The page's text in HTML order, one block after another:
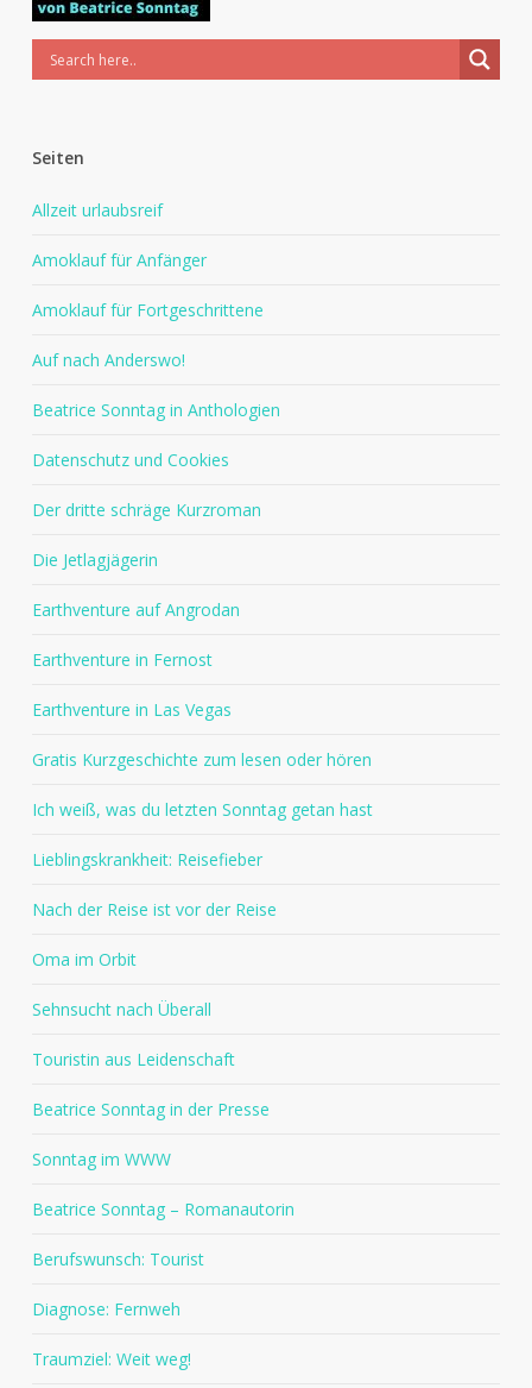
Seiten
Allzeit urlaubsreif
Amoklauf für Anfänger
Amoklauf für Fortgeschrittene
Auf nach Anderswo!
Beatrice Sonntag in Anthologien
Datenschutz und Cookies
Der dritte schräge Kurzroman
Die Jetlagjägerin
Earthventure auf Angrodan
Earthventure in Fernost
Earthventure in Las Vegas
Gratis Kurzgeschichte zum lesen oder hören
Ich weiß, was du letzten Sonntag getan hast
Lieblingskrankheit: Reisefieber
Nach der Reise ist vor der Reise
Oma im Orbit
Sehnsucht nach Überall
Touristin aus Leidenschaft
Beatrice Sonntag in der Presse
Sonntag im WWW
Beatrice Sonntag – Romanautorin
Berufswunsch: Tourist
Diagnose: Fernweh
Traumziel: Weit weg!